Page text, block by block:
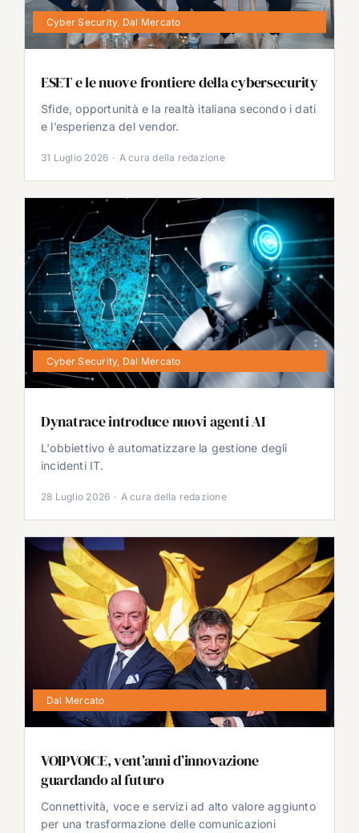
Cyber Security, Dal Mercato
ESET e le nuove frontiere della cybersecurity
Sfide, opportunità e la realtà italiana secondo i dati
e l’esperienza del vendor.
31 Luglio 2026 · A cura della redazione
Cyber Security, Dal Mercato
Dynatrace introduce nuovi agenti AI
L'obbiettivo è automatizzare la gestione degli
incidenti IT.
28 Luglio 2026 · A cura della redazione
Dal Mercato
VOIPVOICE, vent’anni d’innovazione
guardando al futuro
Connettività, voce e servizi ad alto valore aggiunto
per una trasformazione delle comunicazioni